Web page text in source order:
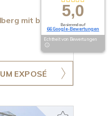
mit bester
EXPOSÉ
5,0
Basierend auf
66 Google-Bewertungen
Echtheit von Bewertungen